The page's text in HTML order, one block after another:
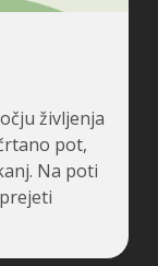
življenja
pot,
Na poti